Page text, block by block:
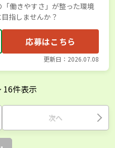
働きやすさ」が整った環境
指しませんか？
応募はこちら
更新日：2026.07.08
16件表示
次へ